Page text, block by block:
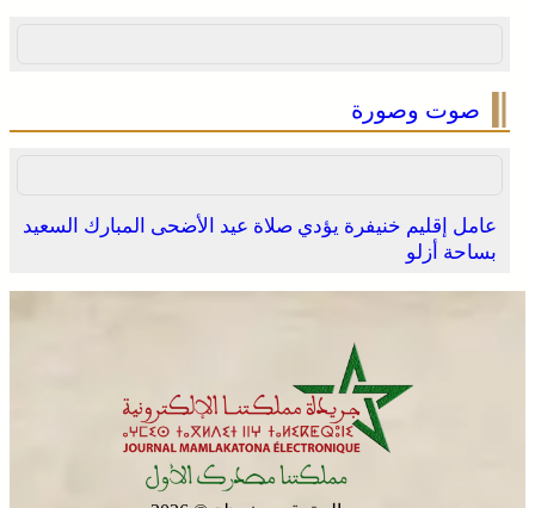
وادي زم .. مبادرة تطوعية لشباب المدينة تعيد الاعتبار لمقبرة
صوت وصورة
عامل إقليم خنيفرة يؤدي صلاة عيد الأضحى المبارك السعيد
بساحة أزلو